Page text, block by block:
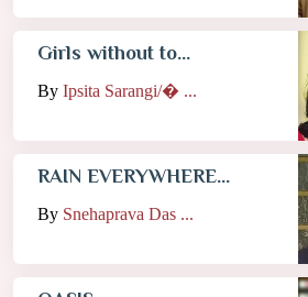
Girls without to...
By Ipsita Sarangi/� ...
RAIN EVERYWHERE...
By Snehaprava Das ...